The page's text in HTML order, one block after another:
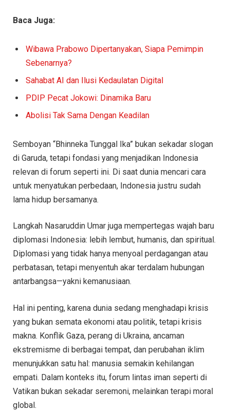
Baca Juga:
Wibawa Prabowo Dipertanyakan, Siapa Pemimpin
Sebenarnya?
Sahabat AI dan Ilusi Kedaulatan Digital
PDIP Pecat Jokowi: Dinamika Baru
Abolisi Tak Sama Dengan Keadilan
Semboyan “Bhinneka Tunggal Ika” bukan sekadar slogan
di Garuda, tetapi fondasi yang menjadikan Indonesia
relevan di forum seperti ini. Di saat dunia mencari cara
untuk menyatukan perbedaan, Indonesia justru sudah
lama hidup bersamanya.
Langkah Nasaruddin Umar juga mempertegas wajah baru
diplomasi Indonesia: lebih lembut, humanis, dan spiritual.
Diplomasi yang tidak hanya menyoal perdagangan atau
perbatasan, tetapi menyentuh akar terdalam hubungan
antarbangsa—yakni kemanusiaan.
Hal ini penting, karena dunia sedang menghadapi krisis
yang bukan semata ekonomi atau politik, tetapi krisis
makna. Konflik Gaza, perang di Ukraina, ancaman
ekstremisme di berbagai tempat, dan perubahan iklim
menunjukkan satu hal: manusia semakin kehilangan
empati. Dalam konteks itu, forum lintas iman seperti di
Vatikan bukan sekadar seremoni, melainkan terapi moral
global.